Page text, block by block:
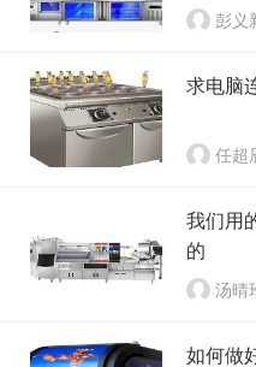
彭义
求电脑
任超
我们用
的
汤晴
如何做